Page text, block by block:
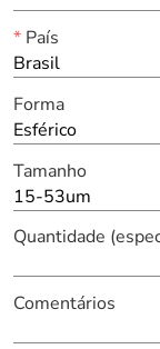
*País
Brasil
Forma
Esférico
Tamanho
15-53um
Quantidade
Comentários